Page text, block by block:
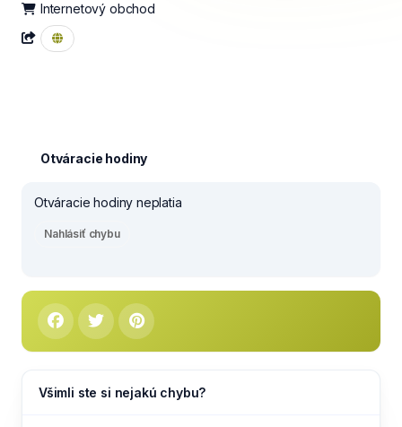
Internetový obchod
Otváracie hodiny
Otváracie hodiny neplatia
Nahlásiť chybu
Všimli ste si nejakú chybu?